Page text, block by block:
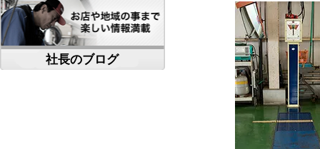
社長のブログ